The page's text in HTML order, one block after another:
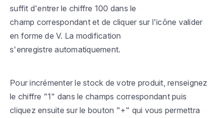
suffit d'entrer le chiffre 100 dans le
champ correspondant et de cliquer sur l'icône valider
en forme de V. La modification
s'enregistre automatiquement.
Pour incrémenter le stock de votre produit, renseignez
le chiffre "1" dans le champs correspondant puis
cliquez ensuite sur le bouton "+" qui vous permettra